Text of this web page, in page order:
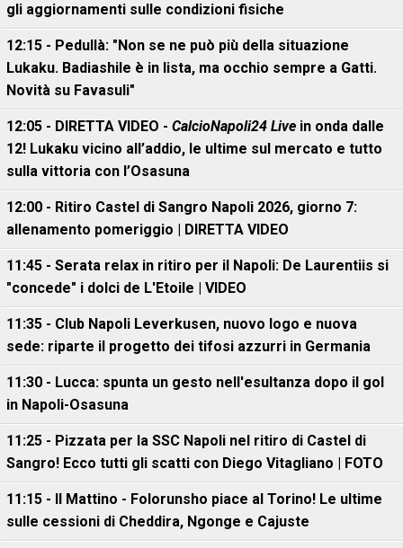
gli aggiornamenti sulle condizioni fisiche
12:15 - Pedullà: "Non se ne può più della situazione
Lukaku. Badiashile è in lista, ma occhio sempre a Gatti.
Novità su Favasuli"
12:05 - DIRETTA VIDEO - CalcioNapoli24 Live in onda dalle
12! Lukaku vicino all’addio, le ultime sul mercato e tutto
sulla vittoria con l’Osasuna
12:00 - Ritiro Castel di Sangro Napoli 2026, giorno 7:
allenamento pomeriggio | DIRETTA VIDEO
11:45 - Serata relax in ritiro per il Napoli: De Laurentiis si
"concede" i dolci de L'Etoile | VIDEO
11:35 - Club Napoli Leverkusen, nuovo logo e nuova
sede: riparte il progetto dei tifosi azzurri in Germania
11:30 - Lucca: spunta un gesto nell'esultanza dopo il gol
in Napoli-Osasuna
11:25 - Pizzata per la SSC Napoli nel ritiro di Castel di
Sangro! Ecco tutti gli scatti con Diego Vitagliano | FOTO
11:15 - Il Mattino - Folorunsho piace al Torino! Le ultime
sulle cessioni di Cheddira, Ngonge e Cajuste